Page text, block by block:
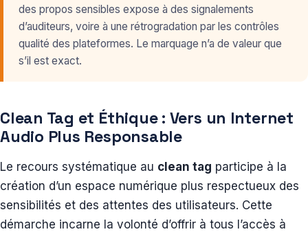
des propos sensibles expose à des signalements
d’auditeurs, voire à une rétrogradation par les contrôles
qualité des plateformes. Le marquage n’a de valeur que
s’il est exact.
Clean Tag et Éthique : Vers un Internet
Audio Plus Responsable
Le recours systématique au clean tag participe à la
création d’un espace numérique plus respectueux des
sensibilités et des attentes des utilisateurs. Cette
démarche incarne la volonté d’offrir à tous l’accès à